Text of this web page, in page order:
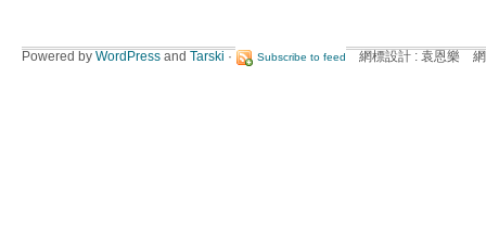
Powered by WordPress and Tarski · Subscribe to feed 網標設計 : 袁恩樂 網